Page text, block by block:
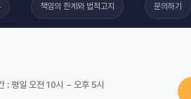
책임의 한계와 법적고지 문의하기
: 평일 오전 10시 ~ 오후 5시